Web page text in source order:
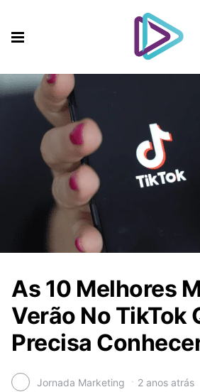
As 10 Melhores
Verão No TikTok
Precisa
Jornada Marketing 2 anos atrás